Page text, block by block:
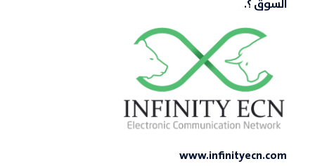
السوق ؟.
www.infinityecn.com